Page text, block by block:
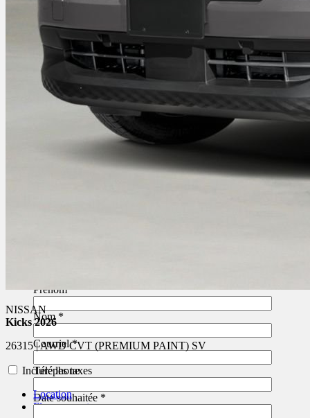
Méthode de contact souhaitée
Appel téléphonique
Période de rappel
Je consens à recevoir par courriel des rappels, nouvelles et
promotions de Joliette Nissan. Je comprends que mes
renseignements seront utilisés uniquement à cette fin et que je
peux retirer mon consentement en tout temps.
J’accepte la
politique de confidentialité
Prénom*
Nom *
Courriel*
Téléphone
Date souhaitée *
NISSAN
Kicks 2026
26315 | AWD CVT (PREMIUM PAINT) SV
Inclure les taxes
Location
Financement